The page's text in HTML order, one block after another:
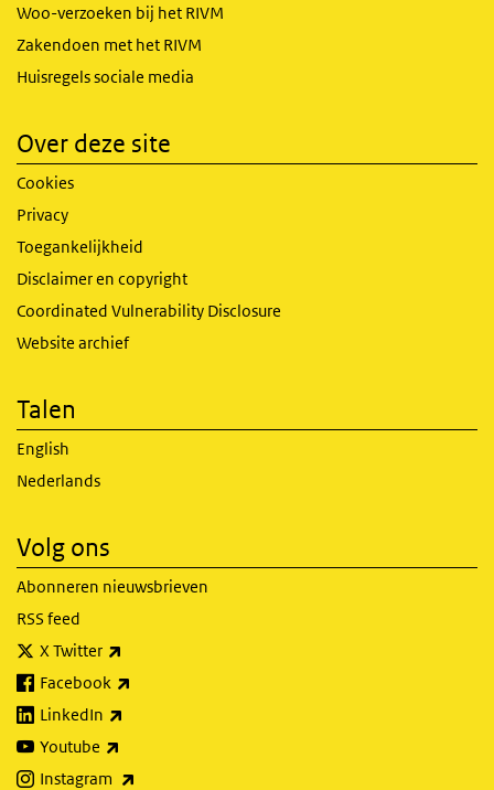
Woo-verzoeken bij het RIVM
Zakendoen met het RIVM
Huisregels sociale media
Over deze site
Cookies
Privacy
Toegankelijkheid
Disclaimer en copyright
Coordinated Vulnerability Disclosure
Website archief
Talen
English
Nederlands
Volg ons
Abonneren nieuwsbrieven
RSS feed
X Twitter
Facebook
LinkedIn
Youtube
Instagram